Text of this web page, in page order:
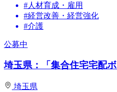
#人材育成・雇用
#経営改善・経営強化
#介護
公募中
埼玉県：「集合住宅宅配
埼玉県